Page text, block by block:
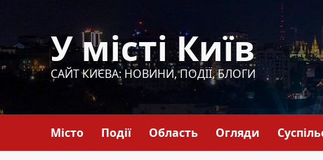
вмісту
У місті Київ
САЙТ КИЄВА: НОВИНИ, ПОДІЇ, БЛОГИ
Місто Події Область Огляди